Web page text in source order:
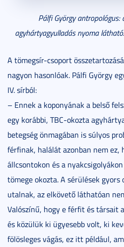
Pálfi György
agyhártyagyulladás nyoma
A tömegsír-csoport
nagyon hasonlóak. Pálfi György
IV. sírból:
– Ennek a koponyának a belső
egy korábbi, TBC-okozta
betegség önmagában is súlyos
férfinak, halálát azonban nem ez,
állcsontokon és a
tömege okozta. A sérülések gyors
utalnak, az elkövető láthatóan
Valószínű, hogy e férfit és társait
és közülük ki ügyesebb volt, ki
fölösleges vágás, ez itt például,